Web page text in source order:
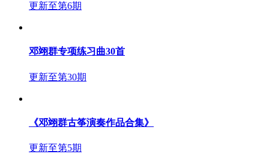
更新至第6期
邓翊群专项练习曲30首
更新至第30期
《邓翊群古筝演奏作品合集》
更新至第5期